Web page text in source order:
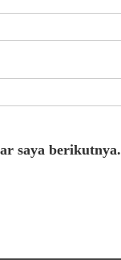
saya berikutnya.